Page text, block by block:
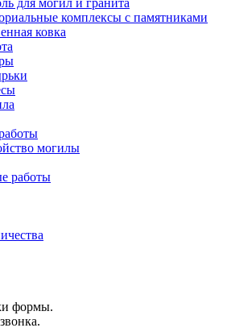
для могил и гранита
комплексы с памятниками
ковка
могилы
работы
формы.